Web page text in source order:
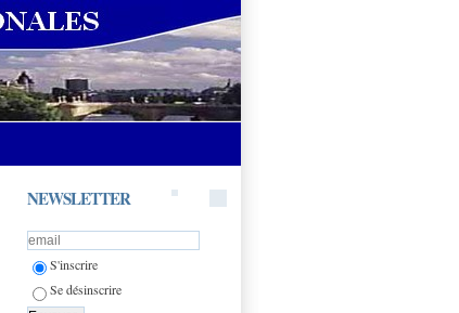
NEWSLETTER
S'inscrire
Se désinscrire